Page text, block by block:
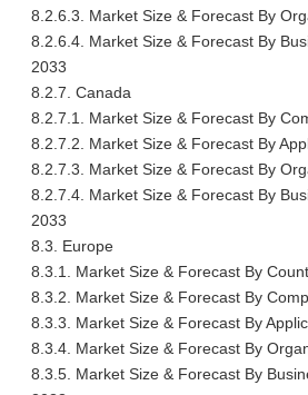
8.2.6.3. Market Size & Forecast By
8.2.6.4. Market Size & Forecast By
2033
8.2.7. Canada
8.2.7.1. Market Size & Forecast By
8.2.7.2. Market Size & Forecast By
8.2.7.3. Market Size & Forecast By
8.2.7.4. Market Size & Forecast By
2033
8.3. Europe
8.3.1. Market Size & Forecast By
8.3.2. Market Size & Forecast By
8.3.3. Market Size & Forecast By
8.3.4. Market Size & Forecast By
8.3.5. Market Size & Forecast By